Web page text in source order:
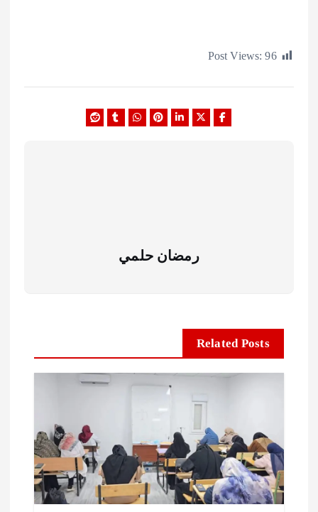
Post Views:
رمضان حلمي
Related Posts